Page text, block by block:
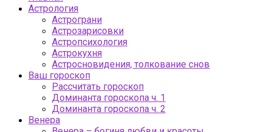
Астрология
Астрограни
Астрозарисовки
Астропсихология
Астрокухня
Астросновидения, толкование снов
Ваш гороскоп
Рассчитать гороскоп
Доминанта гороскопа ч. 1
Доминанта гороскопа ч. 2
Венера